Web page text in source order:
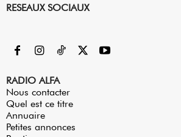
RESEAUX SOCIAUX
RADIO ALFA
Nous contacter
Quel est ce titre
Annuaire
Petites annonces